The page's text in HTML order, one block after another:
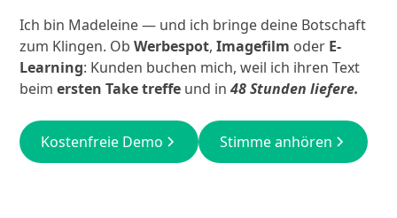
Ich bin Madeleine — und ich bringe deine Botschaft
zum Klingen. ObWerbespot,Imagefilm oder E-
Learning: Kunden buchen mich, weil ich ihren Text
beimersten Take treffe und in48 Stunden liefere.
Kostenfreie Demo Stimme anhören